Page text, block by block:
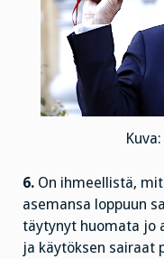
6. On ihmeellistä,
asemansa loppuun
täytynyt huomata jo
ja käytöksen sairaat